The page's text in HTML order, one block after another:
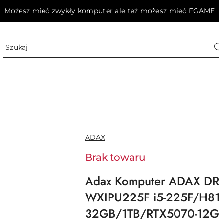
Możesz mieć zwykły komputer ale też możesz mieć FGAME
NAZWA
PRODUCENTA:
ADAX
Brak towaru
Adax Komputer ADAX
WXIPU225F i5-225F/
32GB/1TB/RTX5070-